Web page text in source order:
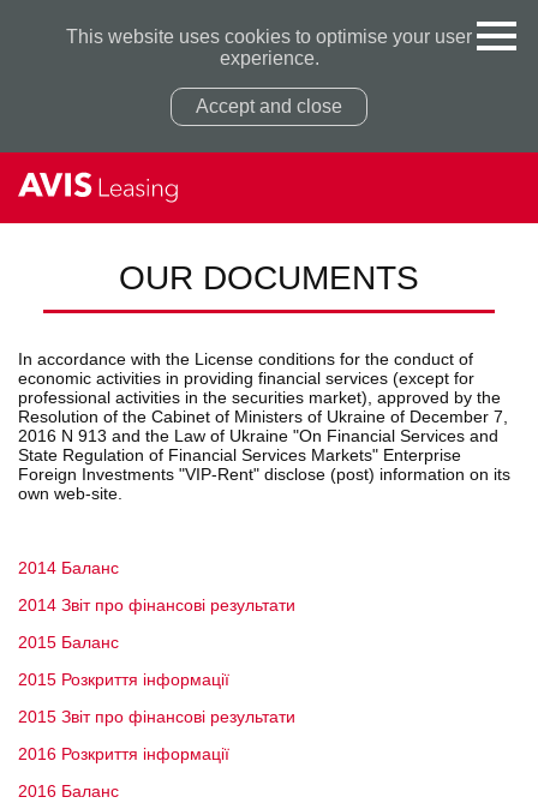
This website uses cookies to optimise your user
experience.
Accept and close
OUR DOCUMENTS
In accordance with the License conditions for the conduct of
economic activities in providing financial services (except for
professional activities in the securities market), approved by the
Resolution of the Cabinet of Ministers of Ukraine of December 7,
2016 N 913 and the Law of Ukraine "On Financial Services and
State Regulation of Financial Services Markets" Enterprise
Foreign Investments "VIP-Rent" disclose (post) information on its
own web-site.
2014 Баланс
2014 Звіт про фінансові результати
2015 Баланс
2015 Розкриття інформації
2015 Звіт про фінансові результати
2016 Розкриття інформації
2016 Баланс
Privacy Policy
Privacy Policy